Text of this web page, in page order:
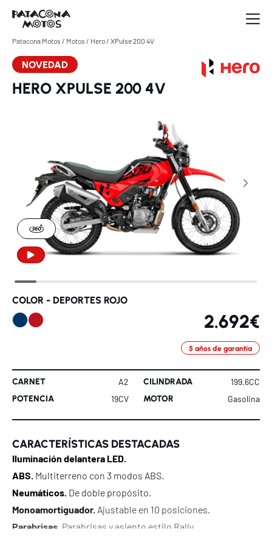
Patacona Motos/ Motos/ Hero/XPulse 200 4V
NOVEDAD
HERO XPULSE 200 4V
COLOR - DEPORTES ROJO
2.692€
5 años de garantía
CARNET A2 CILINDRADA 199.6CC
POTENCIA 19CV MOTOR Gasolina
CARACTERÍSTICAS DESTACADAS
Iluminación delantera LED.
ABS. Multiterreno con 3 modos ABS.
Neumáticos. De doble propósito.
Monoamortiguador. Ajustable en 10 posiciones.
Parabrisas. Parabrisas y asiento estilo Rally.